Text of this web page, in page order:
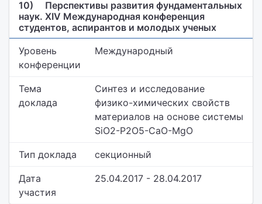
10)
Перспективы развития фундаментальных
наук. XIV Международная конференция
студентов, аспирантов и молодых ученых
Уровень
конференции
Международный
Тема
доклада
Синтез и исследование
физико-химических свойств
материалов на основе системы
SiO2-P2O5-CaO-MgO
Тип доклада секционный
Дата
участия
25.04.2017 - 28.04.2017